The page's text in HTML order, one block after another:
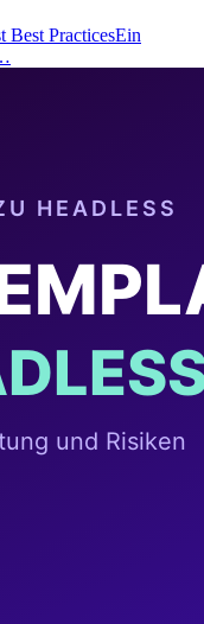
Best PracticesEin